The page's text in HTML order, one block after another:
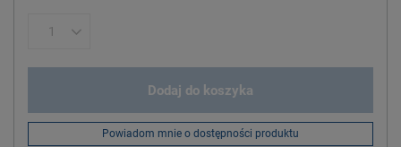
Dodaj do koszyka
Powiadom mnie o dostępności produktu